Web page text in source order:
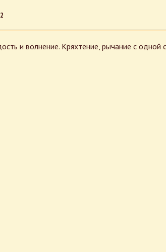
и волнение. Кряхтение, рычание с одной